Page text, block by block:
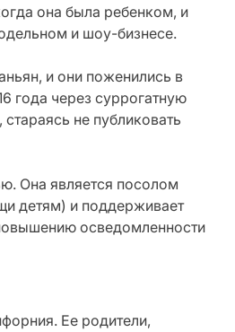
она была ребенком, и
и шоу-бизнесе.
и они поженились в
года через суррогатную
не публиковать
Она является посолом
детям) и поддерживает
осведомленности
Ее родители,